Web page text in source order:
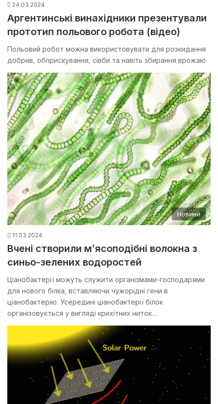
24.03.2024
Аргентинські винахідники презентували
прототип польового робота (відео)
Польовий робот можна використовувати для розкидання
добрив, обприскування, сівби та навіть збирання врожаю
Новини
11.03.2024
Вчені створили м’ясоподібні волокна з
синьо-зелених водоростей
Ціанобактерії можуть служити організмами-господарями
для нового білка, вставляючи чужорідні гени в
ціанобактерію. Усередині ціанобактерії білок
організовується у вигляді крихітних ниток…